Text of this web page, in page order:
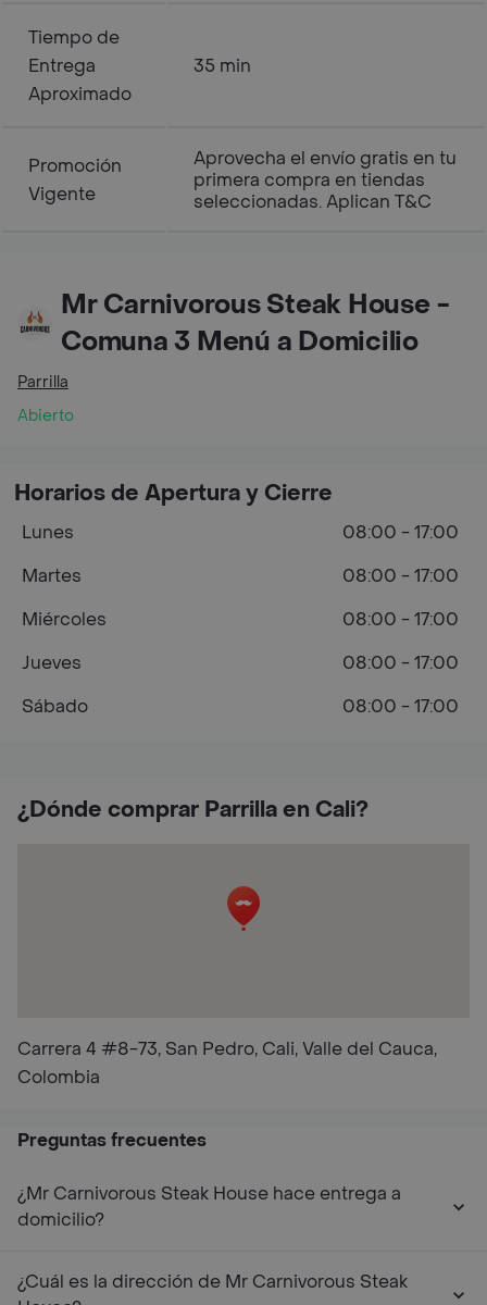
Tiempo de
Entrega
Aproximado
35 min
Promoción
Vigente
Aprovecha el envío gratis en tu
primera compra en tiendas
seleccionadas. Aplican T&C
Mr Carnivorous Steak House -
Comuna 3 Menú a Domicilio
Parrilla
Abierto
¿Dónde comprar Parrilla en Cali?
Carrera 4 #8-73, San Pedro, Cali, Valle del Cauca,
Colombia
Horarios de Apertura y Cierre
Lunes
08:00 - 17:00
Martes
08:00 - 17:00
Miércoles
08:00 - 17:00
Jueves
08:00 - 17:00
Sábado
08:00 - 17:00
Preguntas frecuentes
¿Mr Carnivorous Steak House hace entrega a
domicilio?
¿Cuál es la dirección de Mr Carnivorous Steak